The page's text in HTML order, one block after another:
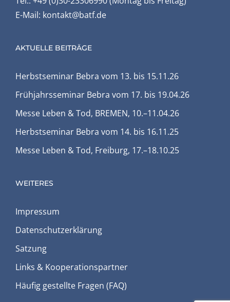
E-Mail: kontakt@batf.de
AKTUELLE BEITRÄGE
Herbstseminar Bebra vom 13. bis 15.11.26
Frühjahrsseminar Bebra vom 17. bis 19.04.26
Messe Leben & Tod, BREMEN, 10.–11.04.26
Herbstseminar Bebra vom 14. bis 16.11.25
Messe Leben & Tod, Freiburg, 17.–18.10.25
WEITERES
Impressum
Datenschutz­erklärung
Satzung
Links & Kooperations­partner
Häufig gestellte Fragen (FAQ)